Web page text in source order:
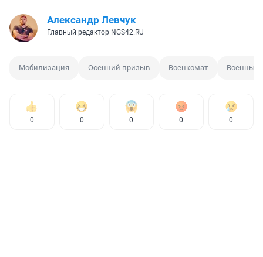
Александр Левчук
Главный редактор NGS42.RU
Мобилизация Осенний призыв Военкомат Военный
0 0 0 0 0